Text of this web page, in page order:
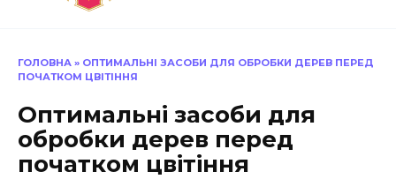
ГОЛОВНА » ОПТИМАЛЬНІ ЗАСОБИ ДЛЯ ОБРОБКИ ДЕРЕВ ПЕРЕД
ПОЧАТКОМ ЦВІТІННЯ
Оптимальні засоби для
обробки дерев перед
початком цвітіння